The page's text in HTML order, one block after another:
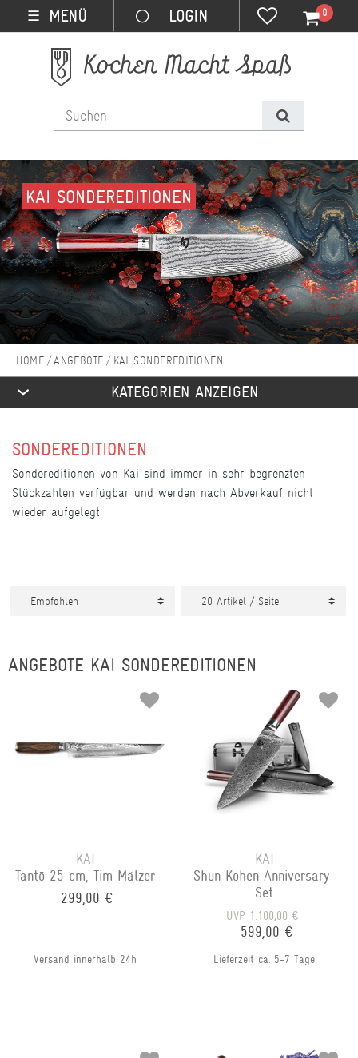
☰ MENÜ 0
KAI SONDEREDITIONEN
ANGEBOTE KAI SONDEREDITIONEN
KATEGORIEN ANZEIGEN
SONDEREDITIONEN
Sondereditionen von Kai sind immer in sehr begrenzten
Stückzahlen verfügbar und werden nach Abverkauf nicht
wieder aufgelegt.
ANGEBOTE KAI SONDEREDITIONEN
KAI
Tantō 25 cm, Tim Mälzer
299,00 €
Versand innerhalb 24h
KAI
Shun Kohen Anniversary-
Set
UVP 1.100,00 €
599,00 €
Lieferzeit ca. 5-7 Tage